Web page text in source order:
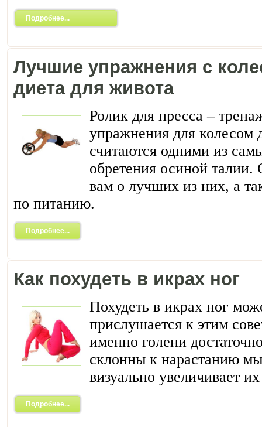
Подробнее...
Лучшие упражнения с
диета для живота
Ролик для пресса –
упражнения для колесом
считаются одними из
обретения осиной
вам о лучших из них, а
по питанию.
Подробнее...
Как похудеть в икрах ног
Похудеть в икрах ног
прислушается к этим
именно голени
склонны к нарастанию
визуально увеличивает
Подробнее...